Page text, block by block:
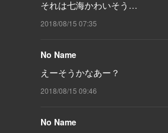
それは七海かわいそう…
2018/08/15 07:35
No Name
えーそうかなあー？
2018/08/15 09:46
No Name